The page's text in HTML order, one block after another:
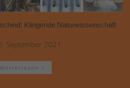
Klingende Naturwissenschaft
September 2021
Weiterlesen